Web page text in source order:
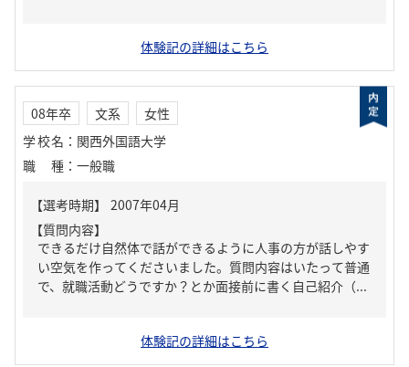
体験記の詳細はこちら
08年卒 文系
女性
学校名 ： 関西外国語大学
職種 ： 一般職
【質問内容】
できるだけ自然体で話ができるように人事の方が話しやす
い空気を作ってくださいました。質問内容はいたって普通
で、就職活動どうですか？とか面接前に書く自己紹介（...
体験記の詳細はこちら